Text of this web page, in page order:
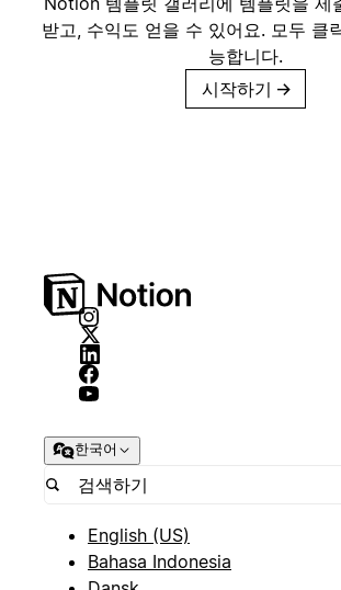
받고, 수익도 얻을 수 있어요. 모두 클
능합니다.
시작하기 →
한국어
English (US)
Bahasa Indonesia